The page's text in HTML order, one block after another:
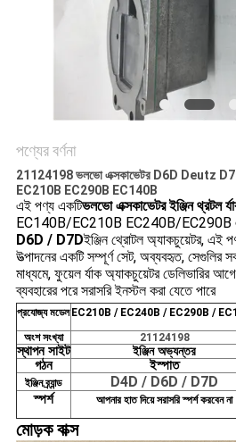
পণ্যের বর্ণনা
21124198 ভলভো এক্সকাভেটর D6D Deutz D7D
EC210B EC290B EC140B
এই পণ্য একটিভলভো এক্সকাভেটর ইঞ্জিন থ্রটল
EC140B/EC210B EC240B/EC290B
D6D / D7Dইঞ্জিন থ্রোটল অ্যাকচুয়েটর, এই
উত্পাদনের একটি সম্পূর্ণ সেট, অব্যবহৃত, সেগুলির
মাধ্যমে, ফুয়েল র্যাক অ্যাকচুয়েটর ডেলিভারির আগে
ব্যবহারের পরে সরাসরি ইনস্টল করা যেতে পারে
প্রযোজ্য মডেল EC210B / EC240B / EC290B /
অংশ সংখ্যা
21124198
স্থাপন সাইট ইঞ্জিন অভ্যন্তর
গঠন ইস্পাত
ইঞ্জিন ব্র্যান্ড D4D / D6D / D7D
স্পর্শ আপনার হাত দিয়ে সরাসরি স্পর্শ করবেন না
মোড়ক বাক্স